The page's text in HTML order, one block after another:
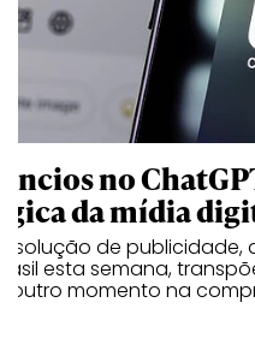
no
da mídia
solução de publicidade,
esta semana,
outro momento na